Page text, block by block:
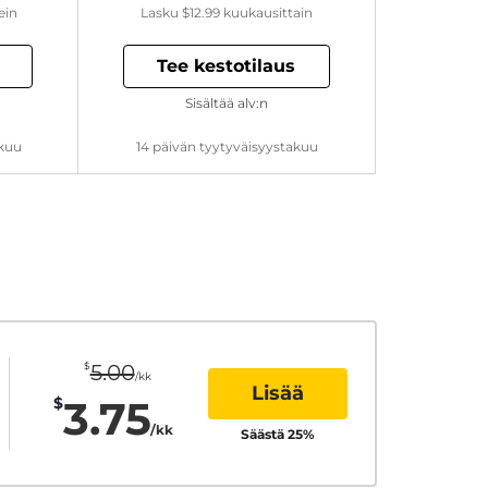
Lasku $12.99 kuukausittain
Tee kestotilaus
14 päivän tyytyväisyystakuu
Sisältää alv:n
$5.00/kk
$3.75/kk
Lisää
Säästä 25%